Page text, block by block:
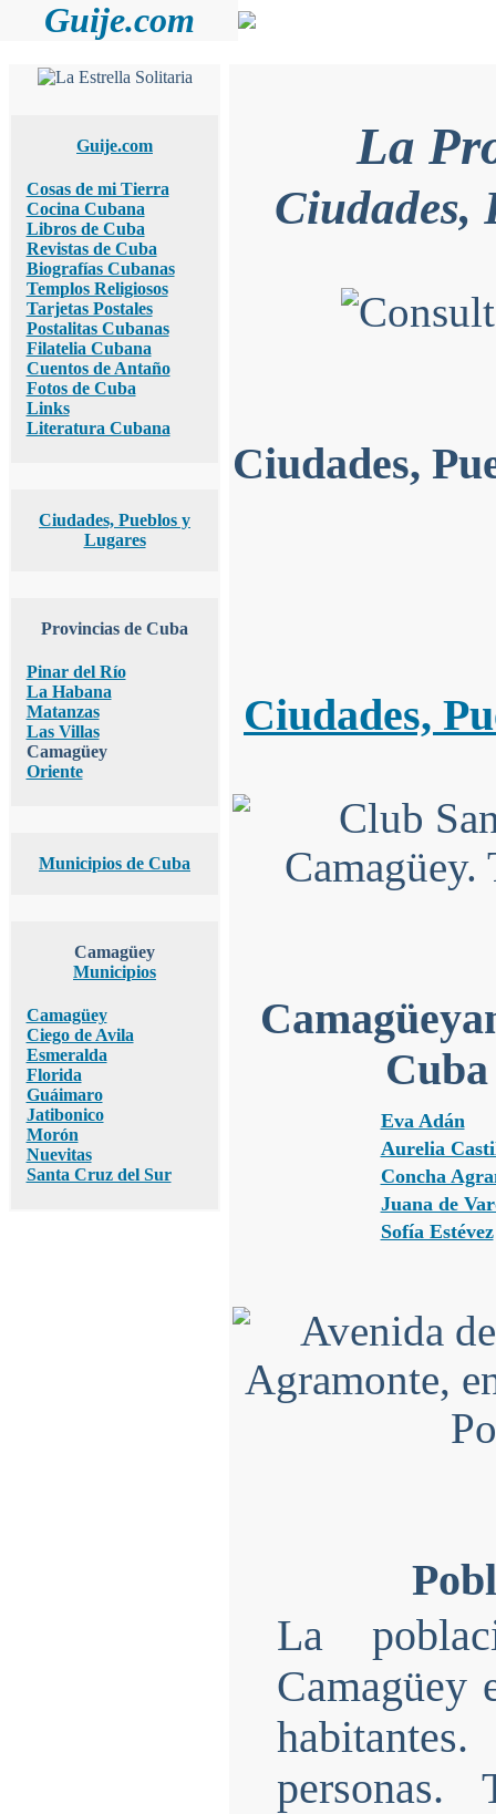
Guije.com
Guije.com
Cosas de mi Tierra
Cocina Cubana
Libros de Cuba
Revistas de Cuba
Biografías Cubanas
Templos Religiosos
Tarjetas Postales
Postalitas Cubanas
Filatelia Cubana
Cuentos de Antaño
Fotos de Cuba
Links
Literatura Cubana
Ciudades, Pueblos y
Lugares
Provincias de Cuba
Pinar del Río
La Habana
Matanzas
Las Villas
Camagüey
Oriente
Municipios de Cuba
Camagüey
Municipios
Camagüey
Ciego de Avila
Esmeralda
Florida
Guáimaro
Jatibonico
Morón
Nuevitas
Santa Cruz del Sur
La
Ciudades,
Ciudades,
Ciudades,
Eva Adán
Aurelia
Concha
Juana de
Sofía Estévez
La
Camagüey
personas.